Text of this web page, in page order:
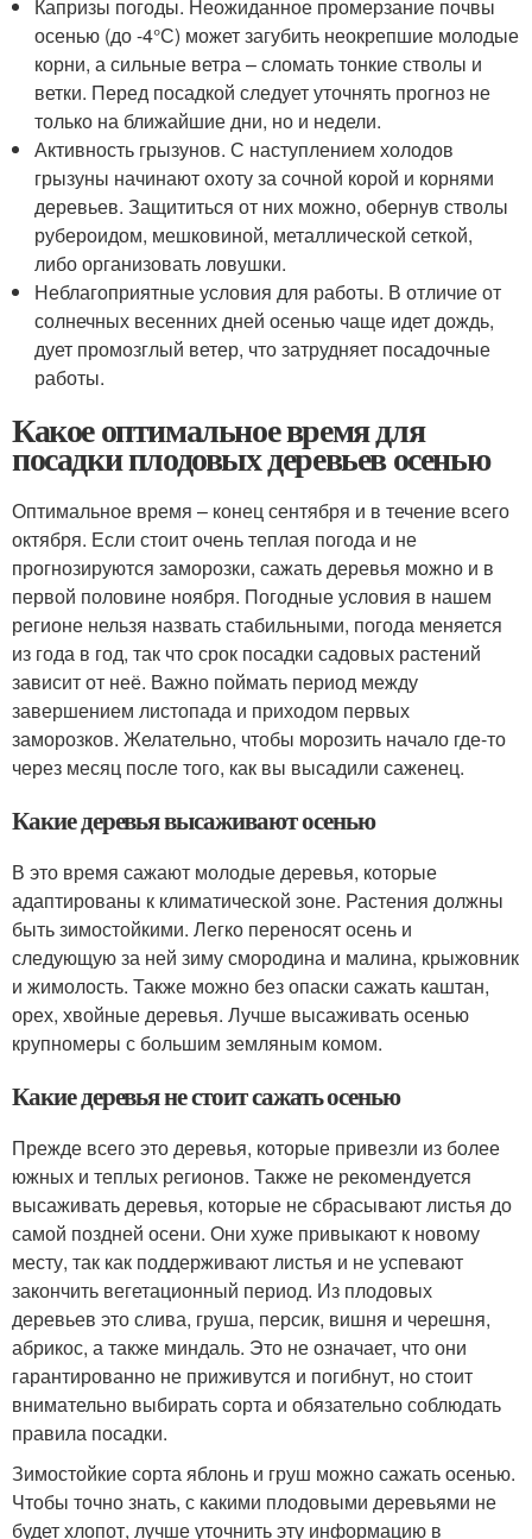
Капризы погоды. Неожиданное промерзание почвы
осенью (до -4°С) может загубить неокрепшие молодые
корни, а сильные ветра – сломать тонкие стволы и
ветки. Перед посадкой следует уточнять прогноз не
только на ближайшие дни, но и недели.
Активность грызунов. С наступлением холодов
грызуны начинают охоту за сочной корой и корнями
деревьев. Защититься от них можно, обернув стволы
рубероидом, мешковиной, металлической сеткой,
либо организовать ловушки.
Неблагоприятные условия для работы. В отличие от
солнечных весенних дней осенью чаще идет дождь,
дует промозглый ветер, что затрудняет посадочные
работы.
Какое оптимальное время для
посадки плодовых деревьев осенью
Оптимальное время – конец сентября и в течение всего
октября. Если стоит очень теплая погода и не
прогнозируются заморозки, сажать деревья можно и в
первой половине ноября. Погодные условия в нашем
регионе нельзя назвать стабильными, погода меняется
из года в год, так что срок посадки садовых растений
зависит от неё. Важно поймать период между
завершением листопада и приходом первых
заморозков. Желательно, чтобы морозить начало где-то
через месяц после того, как вы высадили саженец.
Какие деревья высаживают осенью
В это время сажают молодые деревья, которые
адаптированы к климатической зоне. Растения должны
быть зимостойкими. Легко переносят осень и
следующую за ней зиму смородина и малина, крыжовник
и жимолость. Также можно без опаски сажать каштан,
орех, хвойные деревья. Лучше высаживать осенью
крупномеры с большим земляным комом.
Какие деревья не стоит сажать осенью
Прежде всего это деревья, которые привезли из более
южных и теплых регионов. Также не рекомендуется
высаживать деревья, которые не сбрасывают листья до
самой поздней осени. Они хуже привыкают к новому
месту, так как поддерживают листья и не успевают
закончить вегетационный период. Из плодовых
деревьев это слива, груша, персик, вишня и черешня,
абрикос, а также миндаль. Это не означает, что они
гарантированно не приживутся и погибнут, но стоит
внимательно выбирать сорта и обязательно соблюдать
правила посадки.
Зимостойкие сорта яблонь и груш можно сажать осенью.
Чтобы точно знать, с какими плодовыми деревьями не
будет хлопот, лучше уточнить эту информацию в